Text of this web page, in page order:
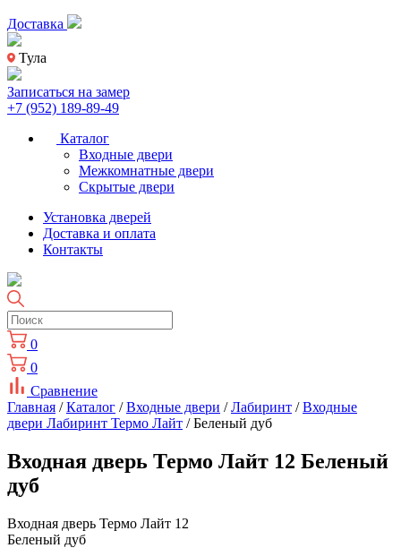
Доставка
Тула
Записаться на замер
+7 (952) 189-89-49
Каталог
Входные двери
Межкомнатные двери
Скрытые двери
Установка дверей
Доставка и оплата
Контакты
0
0
Сравнение
Главная /Каталог /Входные двери /Лабиринт /Входные
двери Лабиринт Термо Лайт / Беленый дуб
Входная дверь Термо Лайт 12 Беленый
дуб
Входная дверь Термо Лайт 12
Беленый дуб